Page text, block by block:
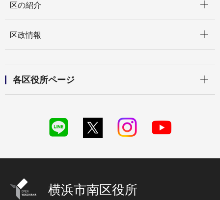
区の紹介
区政情報
各区役所ページ
横浜市南区役所